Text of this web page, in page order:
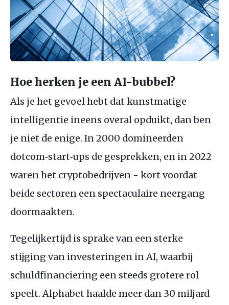
Hoe herken je een AI-bubbel?
Als je het gevoel hebt dat kunstmatige
intelligentie ineens overal opduikt, dan ben
je niet de enige. In 2000 domineerden
dotcom‑start‑ups de gesprekken, en in 2022
waren het cryptobedrijven - kort voordat
beide sectoren een spectaculaire neergang
doormaakten.
Tegelijkertijd is sprake van een sterke
stijging van investeringen in AI, waarbij
schuldfinanciering een steeds grotere rol
speelt. Alphabet haalde meer dan 30 miljard